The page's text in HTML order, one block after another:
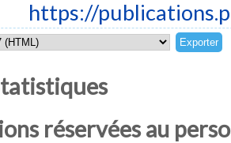
https://
réservées au